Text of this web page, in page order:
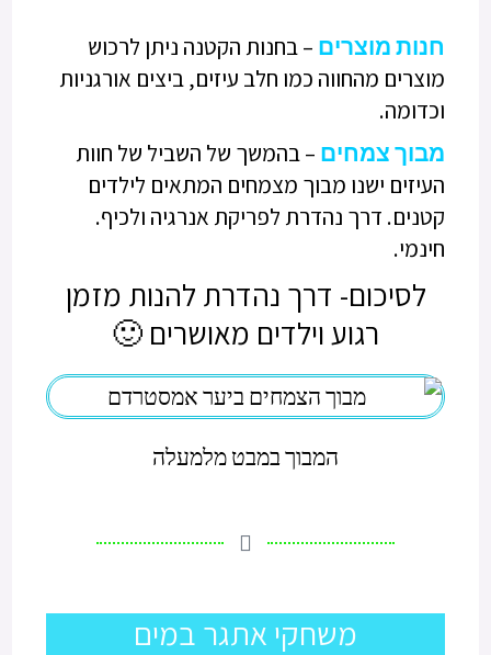
חנות מוצרים – בחנות הקטנה ניתן לרכוש
מוצרים מהחווה כמו חלב עיזים, ביצים אורגניות
וכדומה.
מבוך צמחים – בהמשך של השביל של חוות
העיזים ישנו מבוך מצמחים המתאים לילדים
קטנים. דרך נהדרת לפריקת אנרגיה ולכיף.
חינמי.
לסיכום- דרך נהדרת להנות מזמן
רגוע וילדים מאושרים 🙂
המבוך במבט מלמעלה
משחקי אתגר במים